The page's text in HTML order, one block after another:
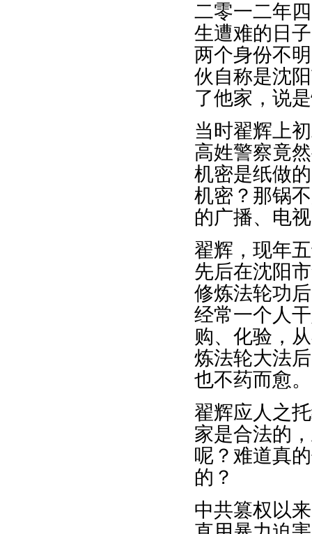
二零一二年
生遭难的日
两个身份不
伙自称是沈
了他家，说
当时翟辉上
高姓警察竟
机密是纸做
机密？那锅
的广播、电
翟辉，现年
先后在沈阳
修炼法轮功
经常一个人
购、化验，
炼法轮大法
也不药而愈。
翟辉应人之
家是合法的
呢？难道真
的？
中共篡权以